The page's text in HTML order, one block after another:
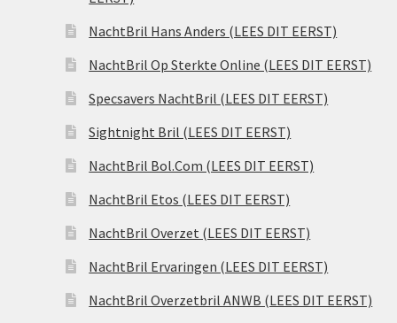
NachtBril Hans Anders (LEES DIT EERST)
NachtBril Op Sterkte Online (LEES DIT EERST)
Specsavers NachtBril (LEES DIT EERST)
Sightnight Bril (LEES DIT EERST)
NachtBril Bol.Com (LEES DIT EERST)
NachtBril Etos (LEES DIT EERST)
NachtBril Overzet (LEES DIT EERST)
NachtBril Ervaringen (LEES DIT EERST)
NachtBril Overzetbril ANWB (LEES DIT EERST)